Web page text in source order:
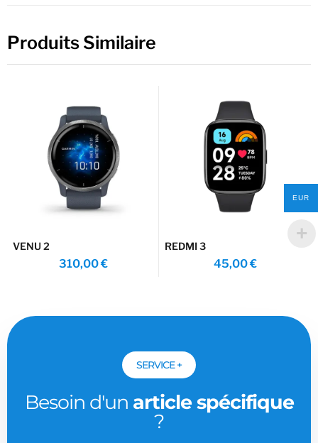
Produits Similaire
VENU 2
310,00€
REDMI 3
45,00€
SERVICE +
Besoin d'un article spécifique
?
EUR